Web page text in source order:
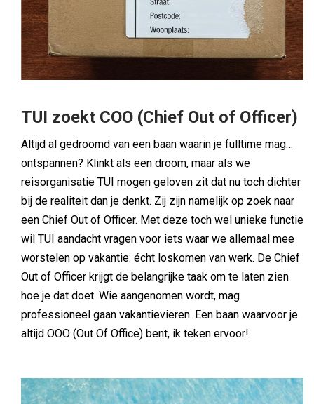
TUI zoekt COO (Chief Out of Officer)
Altijd al gedroomd van een baan waarin je fulltime mag…
ontspannen? Klinkt als een droom, maar als we
reisorganisatie TUI mogen geloven zit dat nu toch dichter
bij de realiteit dan je denkt. Zij zijn namelijk op zoek naar
een Chief Out of Officer. Met deze toch wel unieke functie
wil TUI aandacht vragen voor iets waar we allemaal mee
worstelen op vakantie: écht loskomen van werk. De Chief
Out of Officer krijgt de belangrijke taak om te laten zien
hoe je dat doet. Wie aangenomen wordt, mag
professioneel gaan vakantievieren. Een baan waarvoor je
altijd OOO (Out Of Office) bent, ik teken ervoor!